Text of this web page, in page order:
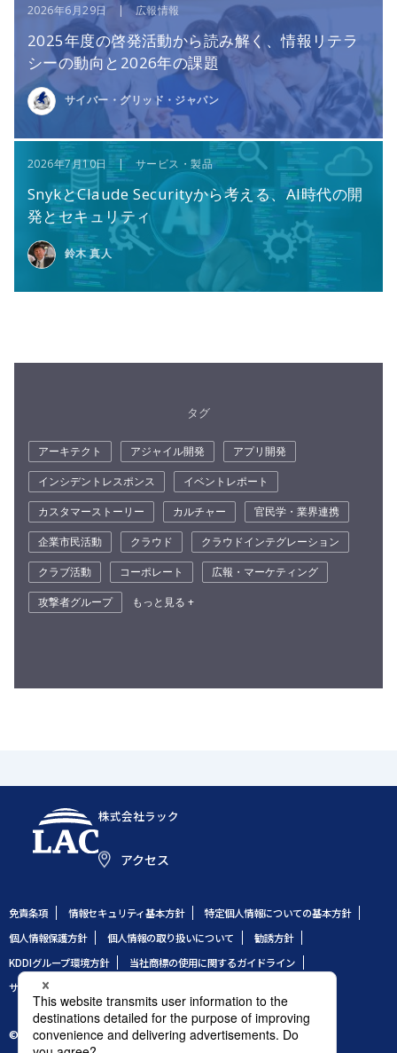
2026年6月29日 | 広報情報
2025年度の啓発活動から読み解く、情報リテラ
シーの動向と2026年の課題
サイバー・グリッド・ジャパン
2026年7月10日 | サービス・製品
SnykとClaude Securityから考える、AI時代の開
発とセキュリティ
鈴木 真人
タグ
アーキテクト アジャイル開発
アプリ開発
インシデントレスポンス
イベントレポート
カスタマーストーリー
カルチャー
官民学・業界連携
企業市民活動
クラウド
クラウドインテグレーション
クラブ活動
コーポレート
広報・マーケティング
攻撃者グループ
もっと見る +
株式会社ラック
アクセス
免責条項 情報セキュリティ基本方針
特定個人情報についての基本方針
個人情報保護方針
個人情報の取り扱いについて
勧誘方針
KDDIグループ環境方針
当社商標の使用に関するガイドライン
サイトのご利用条件
© 1995 LAC Co., Ltd.